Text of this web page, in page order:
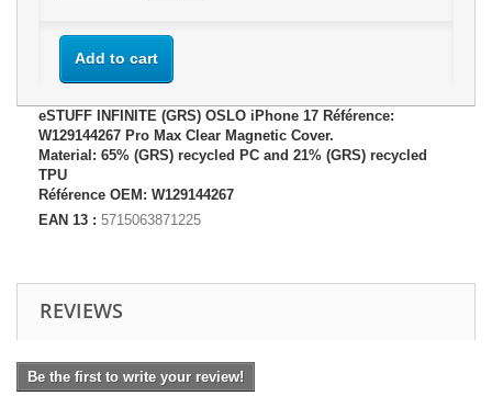
Add to cart
eSTUFF INFINITE (GRS) OSLO iPhone 17 Référence:
W129144267 Pro Max Clear Magnetic Cover.
Material: 65% (GRS) recycled PC and 21% (GRS) recycled
TPU
Référence OEM: W129144267
EAN 13 : 5715063871225
REVIEWS
Be the first to write your review!